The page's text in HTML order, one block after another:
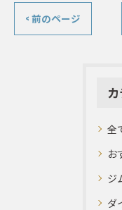
< 前のページ
全
お
ジ
ダ